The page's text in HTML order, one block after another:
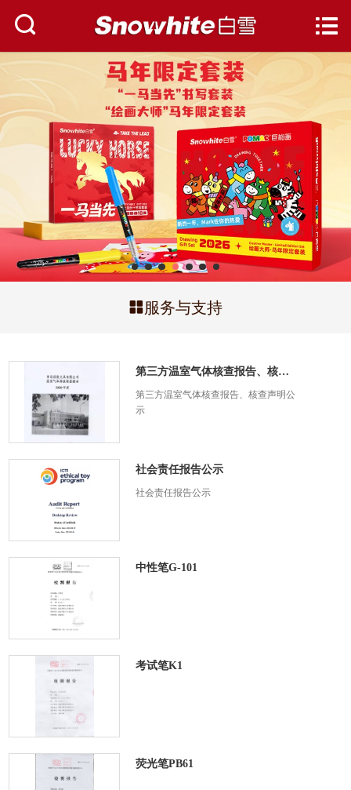
网站首页
关于白雪
资讯中心
产品中心
服务与支持
人才招聘
联系我们


服务与支持
第三方温室气体核查报告、核查声...
第三方温室气体核查报告、核查声明公
示
社会责任报告公示
社会责任报告公示
中性笔G-101
考试笔K1
荧光笔PB61